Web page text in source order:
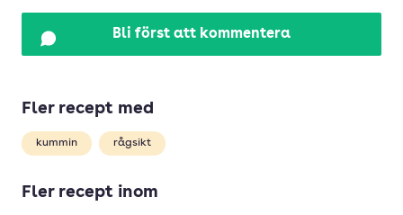
Bli först att kommentera
Fler recept med
kummin rågsikt
Fler recept inom